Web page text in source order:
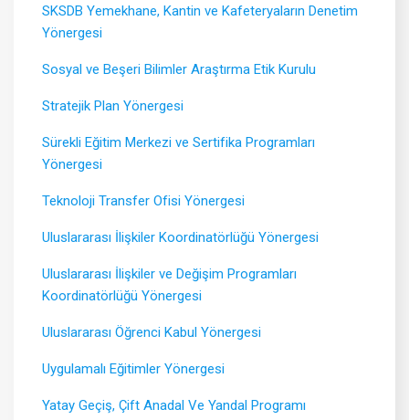
SKSDB Yemekhane, Kantin ve Kafeteryaların Denetim
Yönergesi
Sosyal ve Beşeri Bilimler Araştırma Etik Kurulu
Stratejik Plan Yönergesi
Sürekli Eğitim Merkezi ve Sertifika Programları
Yönergesi
Teknoloji Transfer Ofisi Yönergesi
Uluslararası İlişkiler Koordinatörlüğü Yönergesi
Uluslararası İlişkiler ve Değişim Programları
Koordinatörlüğü Yönergesi
Uluslararası Öğrenci Kabul Yönergesi
Uygulamalı Eğitimler Yönergesi
Yatay Geçiş, Çift Anadal Ve Yandal Programı